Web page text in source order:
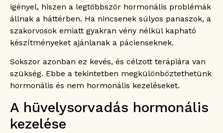
igényel, hiszen a legtöbbször hormonális problémák
állnak a háttérben. Ha nincsenek súlyos panaszok, a
szakorvosok emiatt gyakran vény nélkül kapható
készítményeket ajánlanak a pácienseknek.
Sokszor azonban ez kevés, és célzott terápiára van
szükség. Ebbe a tekintetben megkülönböztethetünk
hormonális és nem hormonális kezeléseket.
A hüvelysorvadás hormonális
kezelése